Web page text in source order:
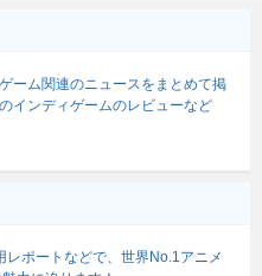
ーム関連のニュースをまとめて掲
インディゲームのレビューなど
レポートなどで、世界No.1アニメ